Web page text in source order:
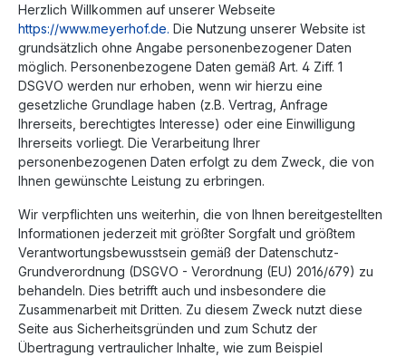
Herzlich Willkommen auf unserer Webseite
https://www.meyerhof.de. Die Nutzung unserer Website ist
grundsätzlich ohne Angabe personenbezogener Daten
möglich. Personenbezogene Daten gemäß Art. 4 Ziff. 1
DSGVO werden nur erhoben, wenn wir hierzu eine
gesetzliche Grundlage haben (z.B. Vertrag, Anfrage
Ihrerseits, berechtigtes Interesse) oder eine Einwilligung
Ihrerseits vorliegt. Die Verarbeitung Ihrer
personenbezogenen Daten erfolgt zu dem Zweck, die von
Ihnen gewünschte Leistung zu erbringen.
Wir verpflichten uns weiterhin, die von Ihnen bereitgestellten
Informationen jederzeit mit größter Sorgfalt und größtem
Verantwortungsbewusstsein gemäß der Datenschutz-
Grundverordnung (DSGVO - Verordnung (EU) 2016/679) zu
behandeln. Dies betrifft auch und insbesondere die
Zusammenarbeit mit Dritten. Zu diesem Zweck nutzt diese
Seite aus Sicherheitsgründen und zum Schutz der
Übertragung vertraulicher Inhalte, wie zum Beispiel